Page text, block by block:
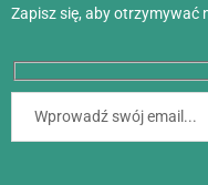
Zapisz się, aby otrzymywać